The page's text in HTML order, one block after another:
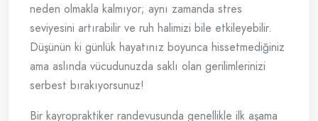
neden olmakla kalmıyor; aynı zamanda stres
seviyesini artırabilir ve ruh halimizi bile etkileyebilir.
Düşünün ki günlük hayatınız boyunca hissetmediğiniz
ama aslında vücudunuzda saklı olan gerilimlerinizi
serbest bırakıyorsunuz!
Bir kayropraktiker randevusunda genellikle ilk aşama